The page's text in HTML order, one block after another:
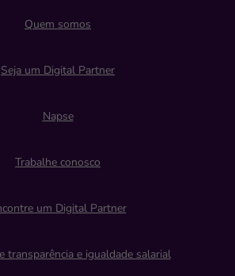
Quem somos
Seja um Digital Partner
Napse
Trabalhe conosco
um Digital Partner
transparência e igualdade salarial